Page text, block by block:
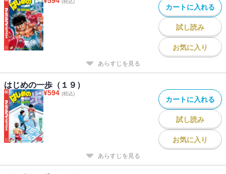
(税込)
カートに入れる
試し読み
お気に入り
あらすじを見る
はじめの一歩（１９）
¥594 (税込)
カートに入れる
試し読み
お気に入り
あらすじを見る